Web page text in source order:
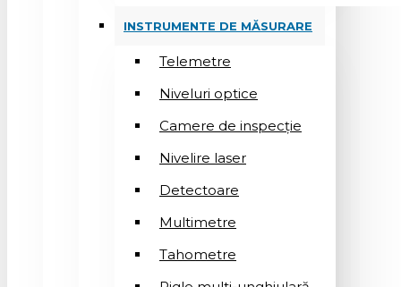
INSTRUMENTE DE MĂSURARE
Telemetre
Niveluri optice
Camere de inspecție
Nivelire laser
Detectoare
Multimetre
Tahometre